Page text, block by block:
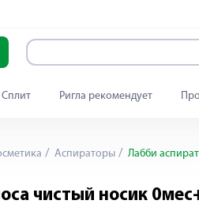
Сплит Ригла рекомендует
Аспираторы Лабби
чистый носик